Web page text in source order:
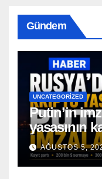
Gündem
UNCATEGORIZED
Putin’in
yasasının
AĞUSTOS 5,